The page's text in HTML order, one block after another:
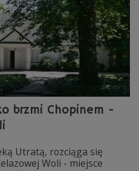
brzmi Chopinem -
Utratą, rozciąga się
Woli - miejsce